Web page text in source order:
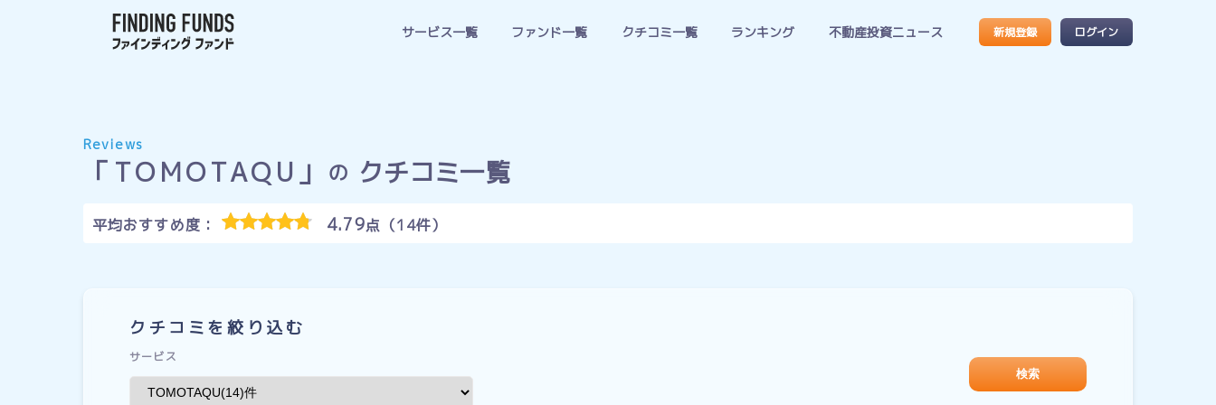
サービス一覧 ファンド一覧 クチコミ一覧 ランキング 不動産投資ニュース 新規登録 ログイン
Reviews
「TOMOTAQU」 の クチコミ一覧
平均おすすめ度： 4.79点（14件）
クチコミを絞り込む
サービス
検索